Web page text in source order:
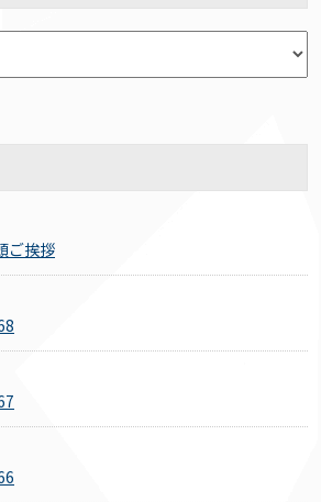
ご挨拶